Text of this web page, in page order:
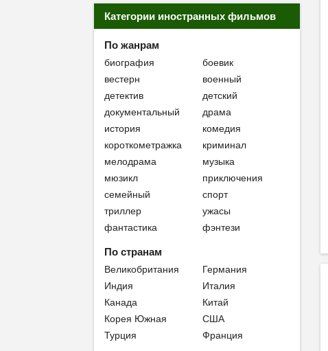
Категории иностранных фильмов
По жанрам
биография
боевик
вестерн
военный
детектив
детский
документальный
драма
история
комедия
короткометражка
криминал
мелодрама
музыка
мюзикл
приключения
семейный
спорт
триллер
ужасы
фантастика
фэнтези
По странам
Великобритания
Германия
Индия
Италия
Канада
Китай
Корея Южная
США
Турция
Франция